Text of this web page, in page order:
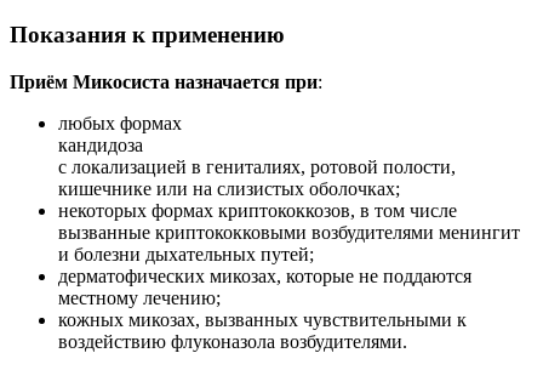
Показания к применению
Приём Микосиста назначается при:
любых формах
кандидоза
с локализацией в гениталиях, ротовой полости,
кишечнике или на слизистых оболочках;
некоторых формах криптококкозов, в том числе
вызванные криптококковыми возбудителями менингит
и болезни дыхательных путей;
дерматофических микозах, которые не поддаются
местному лечению;
кожных микозах, вызванных чувствительными к
воздействию флуконазола возбудителями.